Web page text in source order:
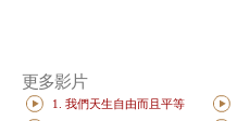
更多影片
1. 我們天生自由而且平等